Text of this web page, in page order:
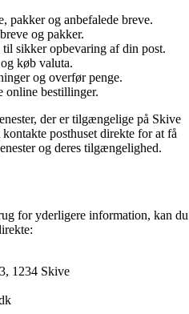
pakker og anbefalede breve.
og pakker.
sikker opbevaring af din post.
køb valuta.
og overfør penge.
online bestillinger.
der er tilgængelige på Skive
posthuset direkte for at få
og deres tilgængelighed.
for yderligere information, kan du
1234 Skive